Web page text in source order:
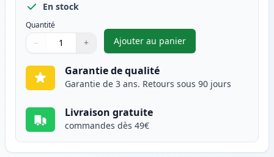
En stock
Quantité
Quantité
Utilisez les boutons pour ajuster
− +
Quantité
Ajouter au panier
,Pack de 4 Canon CLI-8
Garantie de qualité
Garantie de 3 ans. Retours sous 90 jours
Livraison gratuite
commandes dès 49€